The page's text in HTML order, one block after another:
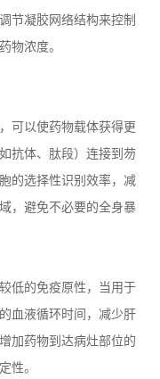
节凝胶网络结构来控制
物浓度。
可以使药物载体获得更
抗体、肽段）连接到芴
的选择性识别效率，减
，避免不必要的全身暴
低的免疫原性，当用于
血液循环时间，减少肝
加药物到达病灶部位的
性。